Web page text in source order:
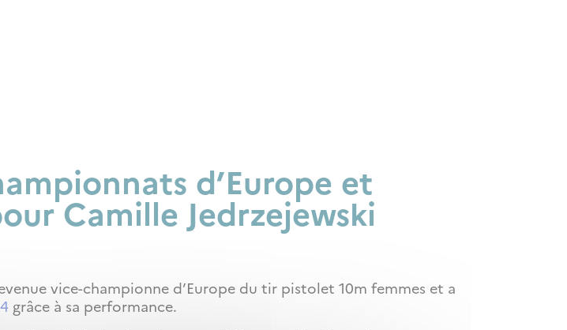
d’Europe et
Camille Jedrzejewski
vice-championne d’Europe du tir pistolet 10m femmes et a
grâce à sa performance.